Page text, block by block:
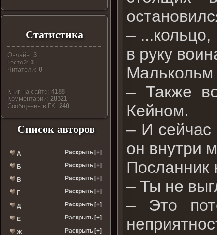
Статистика
Онлайн:3
Гостей:3
Читатели:0
Книг на сайте:4188
Комментарии:28321
Cообщения в ГК:240
Список авторов
А Раскрыть [+]
Б Раскрыть [+]
В Раскрыть [+]
Г Раскрыть [+]
Д Раскрыть [+]
Е Раскрыть [+]
Ж Раскрыть [+]
–
в руку
Малькольм
– Также
Кейном.
– И сейчас
он внутри
Посланник
– Ты не
– Это